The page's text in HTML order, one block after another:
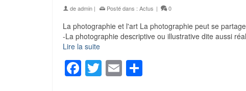
deadmin | Posté dans : Actus | 0
La photographie et l'art La photographie peut se
-La photographie descriptive ou illustrative dite aussi
Lire la suite
Facebook
Twitter
Email